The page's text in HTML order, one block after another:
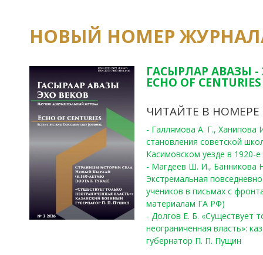
НОВЫЙ НОМЕР
ГАСЫРЛАР АВАЗЫ -
ECHO OF
ЧИТАЙТЕ В НОМЕРЕ
- Галлямова А. Г.,
становления советской
Касимовском уезде в 1920-е
- Магдеев Ш. И., Банникова
Экстремальная
учеников в письмах с
материалам ГА РФ)
- Долгов Е. Б. «Существует
неограниченная власть»:
губернатор П. П. Пущин